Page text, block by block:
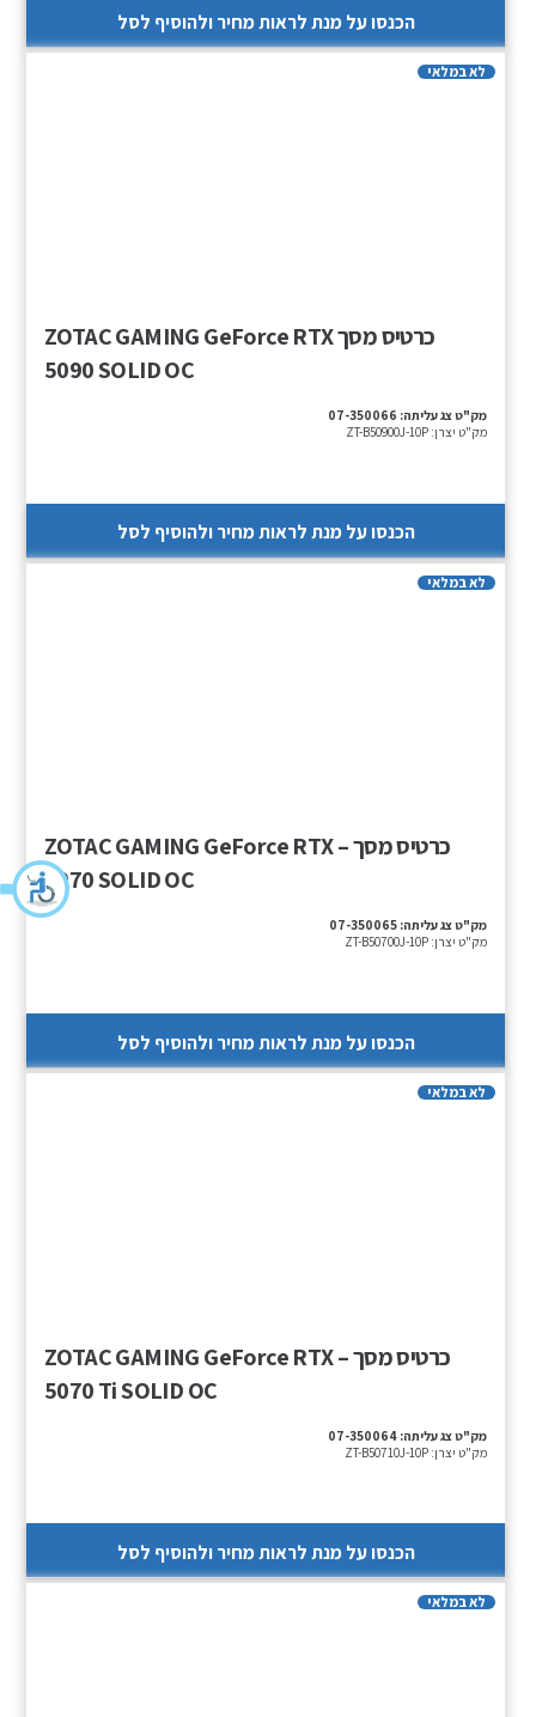
הכנסו על מנת לראות מחיר ולהוסיף לסל
לא במלאי
כרטיס מסך ZOTAC GAMING GeForce RTX
5090 SOLID OC
מק"ט צג עליתה: 07-350066
מק"ט יצרן: ZT-B50900J-10P
הכנסו על מנת לראות מחיר ולהוסיף לסל
לא במלאי
כרטיס מסך – ZOTAC GAMING GeForce RTX
5070 SOLID OC
מק"ט צג עליתה: 07-350065
מק"ט יצרן: ZT-B50700J-10P
הכנסו על מנת לראות מחיר ולהוסיף לסל
לא במלאי
כרטיס מסך – ZOTAC GAMING GeForce RTX
5070 Ti SOLID OC
מק"ט צג עליתה: 07-350064
מק"ט יצרן: ZT-B50710J-10P
הכנסו על מנת לראות מחיר ולהוסיף לסל
לא במלאי